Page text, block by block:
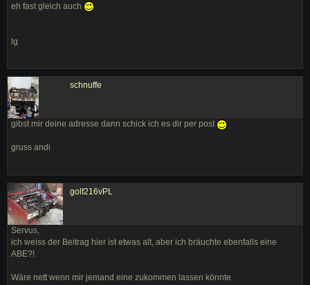
eh fast gleich auch
lg
schnuffe
gibst mir deine adresse dann schick ich es dir per post
gruss andi
golf216vPL
Servus,
ich weiss der Beitrag hier ist etwas alt, aber ich bräuchte ebenfalls eine
ABE?!
Wäre nett wenn mir jemand eine zukommen lassen könnte